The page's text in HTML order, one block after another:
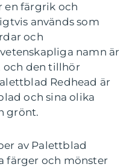
en färgrik och
används som
och
namn är
och den tillhör
Redhead är
och sina olika
grönt.
av Palettblad
färger och mönster